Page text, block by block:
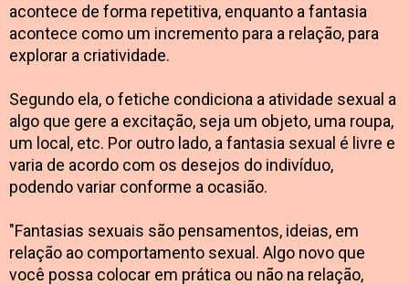
acontece de forma repetitiva, enquanto a fantasia
acontece como um incremento para a relação, para
explorar a criatividade.
Segundo ela, o fetiche condiciona a atividade sexual a
algo que gere a excitação, seja um objeto, uma roupa,
um local, etc. Por outro lado, a fantasia sexual é livre e
varia de acordo com os desejos do indivíduo,
podendo variar conforme a ocasião.
"Fantasias sexuais são pensamentos, ideias, em
relação ao comportamento sexual. Algo novo que
você possa colocar em prática ou não na relação,